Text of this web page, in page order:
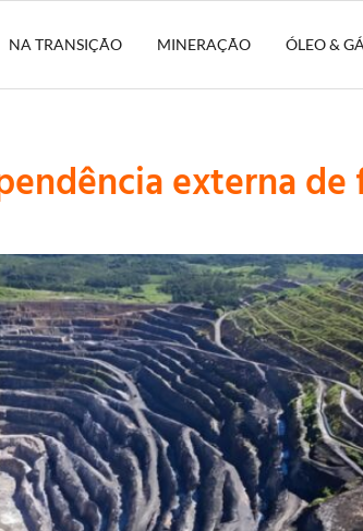
NA TRANSIÇÃO MINERAÇÃO ÓLEO &
externa